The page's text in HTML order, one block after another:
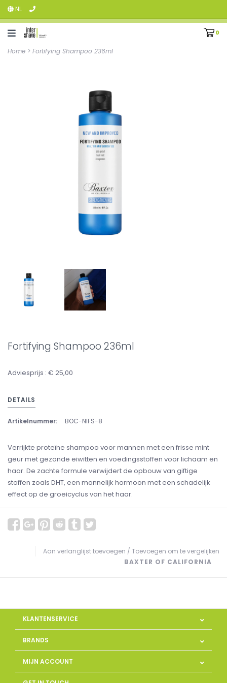
NL
0
Home > Fortifying Shampoo 236ml
Fortifying Shampoo 236ml
Adviesprijs : € 25,00
DETAILS
Artikelnummer: BOC-NIFS-8
Verrijkte proteïne shampoo voor mannen met een frisse mint
geur met gezonde eiwitten en voedingsstoffen voor lichaam en
haar. De zachte formule verwijdert de opbouw van giftige
stoffen zoals DHT, een mannelijk hormoon met een schadelijk
effect op de groeicyclus van het haar.
Aan verlanglijst toevoegen / Toevoegen om te vergelijken
BAXTER OF CALIFORNIA
KLANTENSERVICE
BRANDS
MIJN ACCOUNT